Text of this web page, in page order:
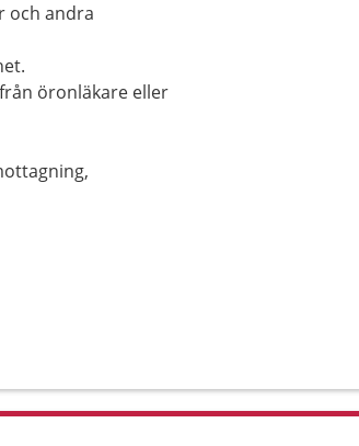
och andra
öronläkare eller